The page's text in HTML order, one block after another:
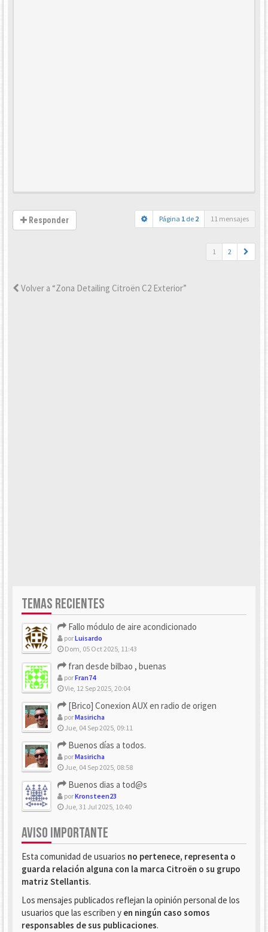
Responder Página 1 de 2 11 mensajes
1 2
Volver a “Zona Detailing Citroën C2 Exterior”
TEMAS RECIENTES
Fallo módulo de aire acondicionado
porLuisardo
Dom, 05 Oct 2025, 11:43
fran desde bilbao , buenas
porFran74
Vie, 12 Sep 2025, 20:04
[Brico] Conexion AUX en radio de origen
porMasiricha
Jue, 04 Sep 2025, 09:11
Buenos días a todos.
porMasiricha
Jue, 04 Sep 2025, 08:58
Buenos dias a tod@s
porKronsteen23
Jue, 31 Jul 2025, 10:40
AVISO IMPORTANTE
Esta comunidad de usuarios no pertenece, representa o
guarda relación alguna con la marca Citroën o su grupo
matriz Stellantis.
Los mensajes publicados reflejan la opinión personal de los
usuarios que las escriben y en ningún caso somos
responsables de sus publicaciones.